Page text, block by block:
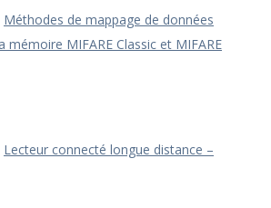
Méthodes de mappage de données
mémoire MIFARE Classic et MIFARE
Lecteur connecté longue distance –